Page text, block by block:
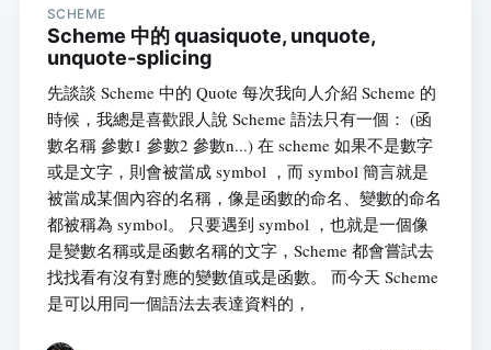
SCHEME
Scheme 中的 quasiquote, unquote,
unquote-splicing
先談談 Scheme 中的 Quote 每次我向人介紹 Scheme 的
時候，我總是喜歡跟人說 Scheme 語法只有一個： (函
數名稱 參數1 參數2 參數n...) 在 scheme 如果不是數字
或是文字，則會被當成 symbol ，而 symbol 簡言就是
被當成某個內容的名稱，像是函數的命名、變數的命名
都被稱為 symbol。 只要遇到 symbol ，也就是一個像
是變數名稱或是函數名稱的文字，Scheme 都會嘗試去
找找看有沒有對應的變數值或是函數。 而今天 Scheme
是可以用同一個語法去表達資料的，